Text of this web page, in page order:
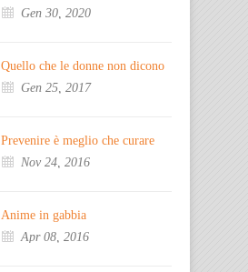
Gen 30, 2020
Quello che le donne non dicono
Gen 25, 2017
Prevenire è meglio che curare
Nov 24, 2016
Anime in gabbia
Apr 08, 2016